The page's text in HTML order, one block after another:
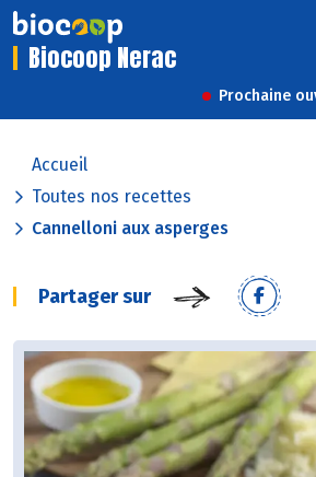
Biocoop Nerac
Prochaine
Accueil
Toutes nos recettes
Cannelloni aux asperges
Partager sur